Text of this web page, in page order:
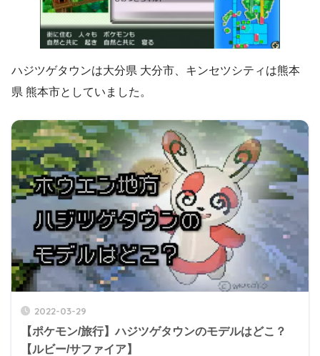
ハジツゲタウンは大分県 大分市、キンセツシティは熊本
県 熊本市としていました。
2022-03-29
【ポケモン/旅行】ハジツゲタウンのモデルはどこ？
【ルビー/サファイア】